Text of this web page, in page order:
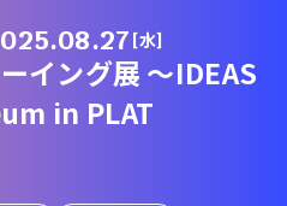
[水]
イング展 ～IDEAS
in PLAT